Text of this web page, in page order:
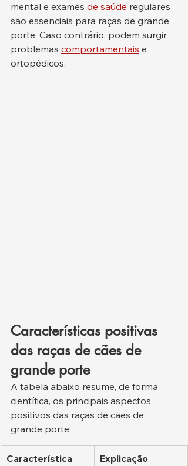
mental e exames de saúde regulares
são essenciais para raças de grande
porte. Caso contrário, podem surgir
problemas comportamentais e
ortopédicos.
Características positivas
das raças de cães de
grande porte
A tabela abaixo resume, de forma
científica, os principais aspectos
positivos das raças de cães de
grande porte:
Característica
Explicação